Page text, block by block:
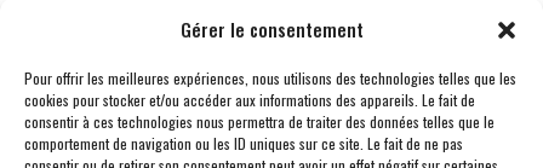
Gérer le consentement
Pour offrir les meilleures expériences, nous utilisons des technologies telles que les
cookies pour stocker et/ou accéder aux informations des appareils. Le fait de
consentir à ces technologies nous permettra de traiter des données telles que le
comportement de navigation ou les ID uniques sur ce site. Le fait de ne pas